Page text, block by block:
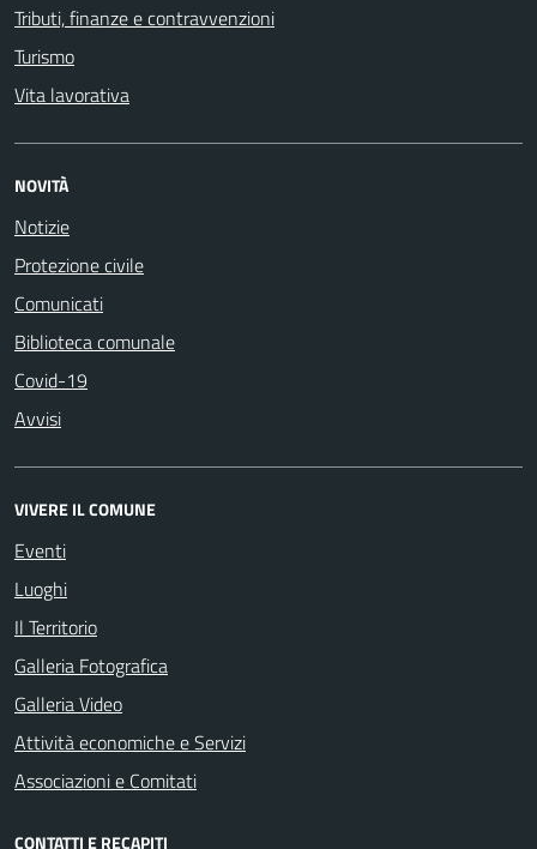
Tributi, finanze e contravvenzioni
Turismo
Vita lavorativa
NOVITÀ
Notizie
Protezione civile
Comunicati
Biblioteca comunale
Covid-19
Avvisi
VIVERE IL COMUNE
Eventi
Luoghi
Il Territorio
Galleria Fotografica
Galleria Video
Attività economiche e Servizi
Associazioni e Comitati
CONTATTI E RECAPITI